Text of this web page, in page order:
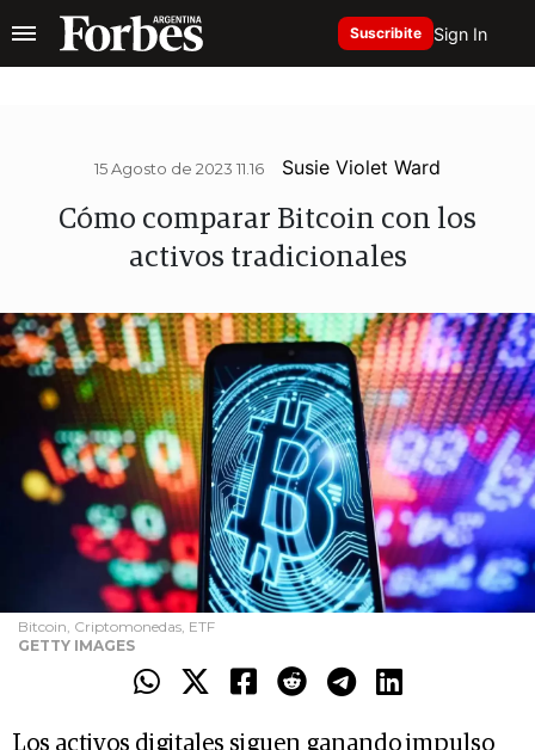
Suscribite Sign In
15 Agosto de 2023 11.16 Susie Violet Ward
Cómo comparar Bitcoin con los
activos tradicionales
Bitcoin, Criptomonedas, ETF
GETTY IMAGES
Los activos digitales siguen ganando impulso